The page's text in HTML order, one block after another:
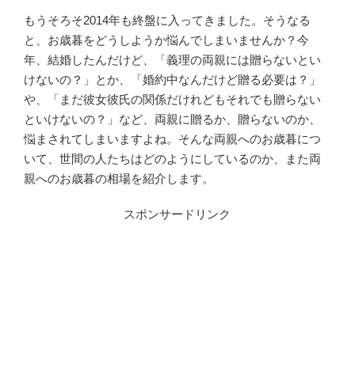
もうそろそ2014年も終盤に入ってきました。そうなる
と、お歳暮をどうしようか悩んでしまいませんか？今
年、結婚したんだけど、「義理の両親には贈らないとい
けないの？」とか、「婚約中なんだけど贈る必要は？」
や、「まだ彼女彼氏の関係だけれどもそれでも贈らない
といけないの？」など、両親に贈るか、贈らないのか、
悩まされてしまいますよね。そんな両親へのお歳暮につ
いて、世間の人たちはどのようにしているのか、また両
親へのお歳暮の相場を紹介します。
スポンサードリンク